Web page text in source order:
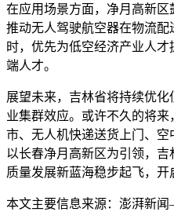
在应用场景方面，净月高新区
推动无人驾驶航空器在物流
时，优先为低空经济产业人
端人才。
展望未来，吉林省将持续优
业集群效应。或许不久的将
市、无人机快递送货上门、空
以长春净月高新区为引领，
质量发展新蓝海稳步起飞，开
本文主要信息来源：澎湃新